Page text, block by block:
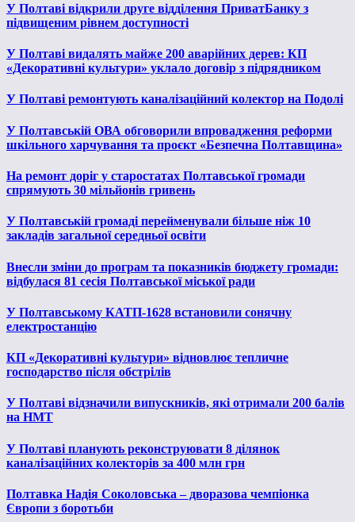
У Полтаві відкрили друге відділення ПриватБанку з
підвищеним рівнем доступності
У Полтаві видалять майже 200 аварійних дерев: КП
«Декоративні культури» уклало договір з підрядником
У Полтаві ремонтують каналізаційний колектор на Подолі
У Полтавській ОВА обговорили впровадження реформи
шкільного харчування та проєкт «Безпечна Полтавщина»
На ремонт доріг у старостатах Полтавської громади
спрямують 30 мільйонів гривень
У Полтавській громаді перейменували більше ніж 10
закладів загальної середньої освіти
Внесли зміни до програм та показників бюджету громади:
відбулася 81 сесія Полтавської міської ради
У Полтавському КАТП-1628 встановили сонячну
електростанцію
КП «Декоративні культури» відновлює тепличне
господарство після обстрілів
У Полтаві відзначили випускників, які отримали 200 балів
на НМТ
У Полтаві планують реконструювати 8 ділянок
каналізаційних колекторів за 400 млн грн
Полтавка Надія Соколовська – дворазова чемпіонка
Європи з боротьби